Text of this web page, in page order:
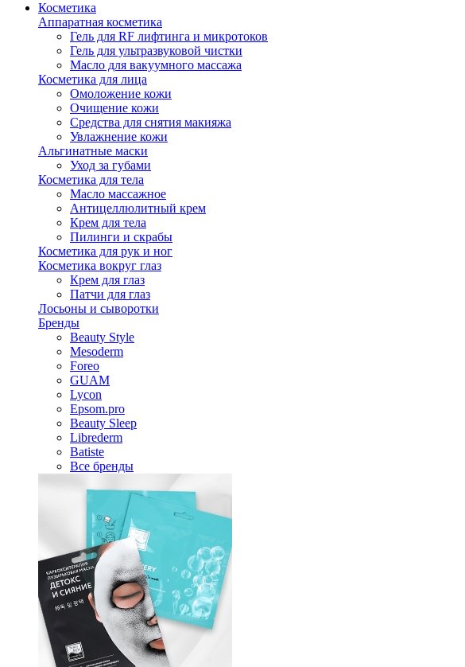
Косметика
Аппаратная косметика
Гель для RF лифтинга и микротоков
Гель для ультразвуковой чистки
Масло для вакуумного массажа
Косметика для лица
Омоложение кожи
Очищение кожи
Средства для снятия макияжа
Увлажнение кожи
Альгинатные маски
Уход за губами
Косметика для тела
Масло массажное
Антицеллюлитный крем
Крем для тела
Пилинги и скрабы
Косметика для рук и ног
Косметика вокруг глаз
Крем для глаз
Патчи для глаз
Лосьоны и сыворотки
Бренды
Beauty Style
Mesoderm
Foreo
GUAM
Lycon
Epsom.pro
Beauty Sleep
Librederm
Batiste
Все бренды